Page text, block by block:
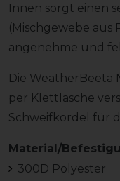
Innen sorgt einen
(Mischgewebe
angenehme und
Die WeatherBeeta
per Klettlasche
Schweifkordel für
Material/
300D Polyester